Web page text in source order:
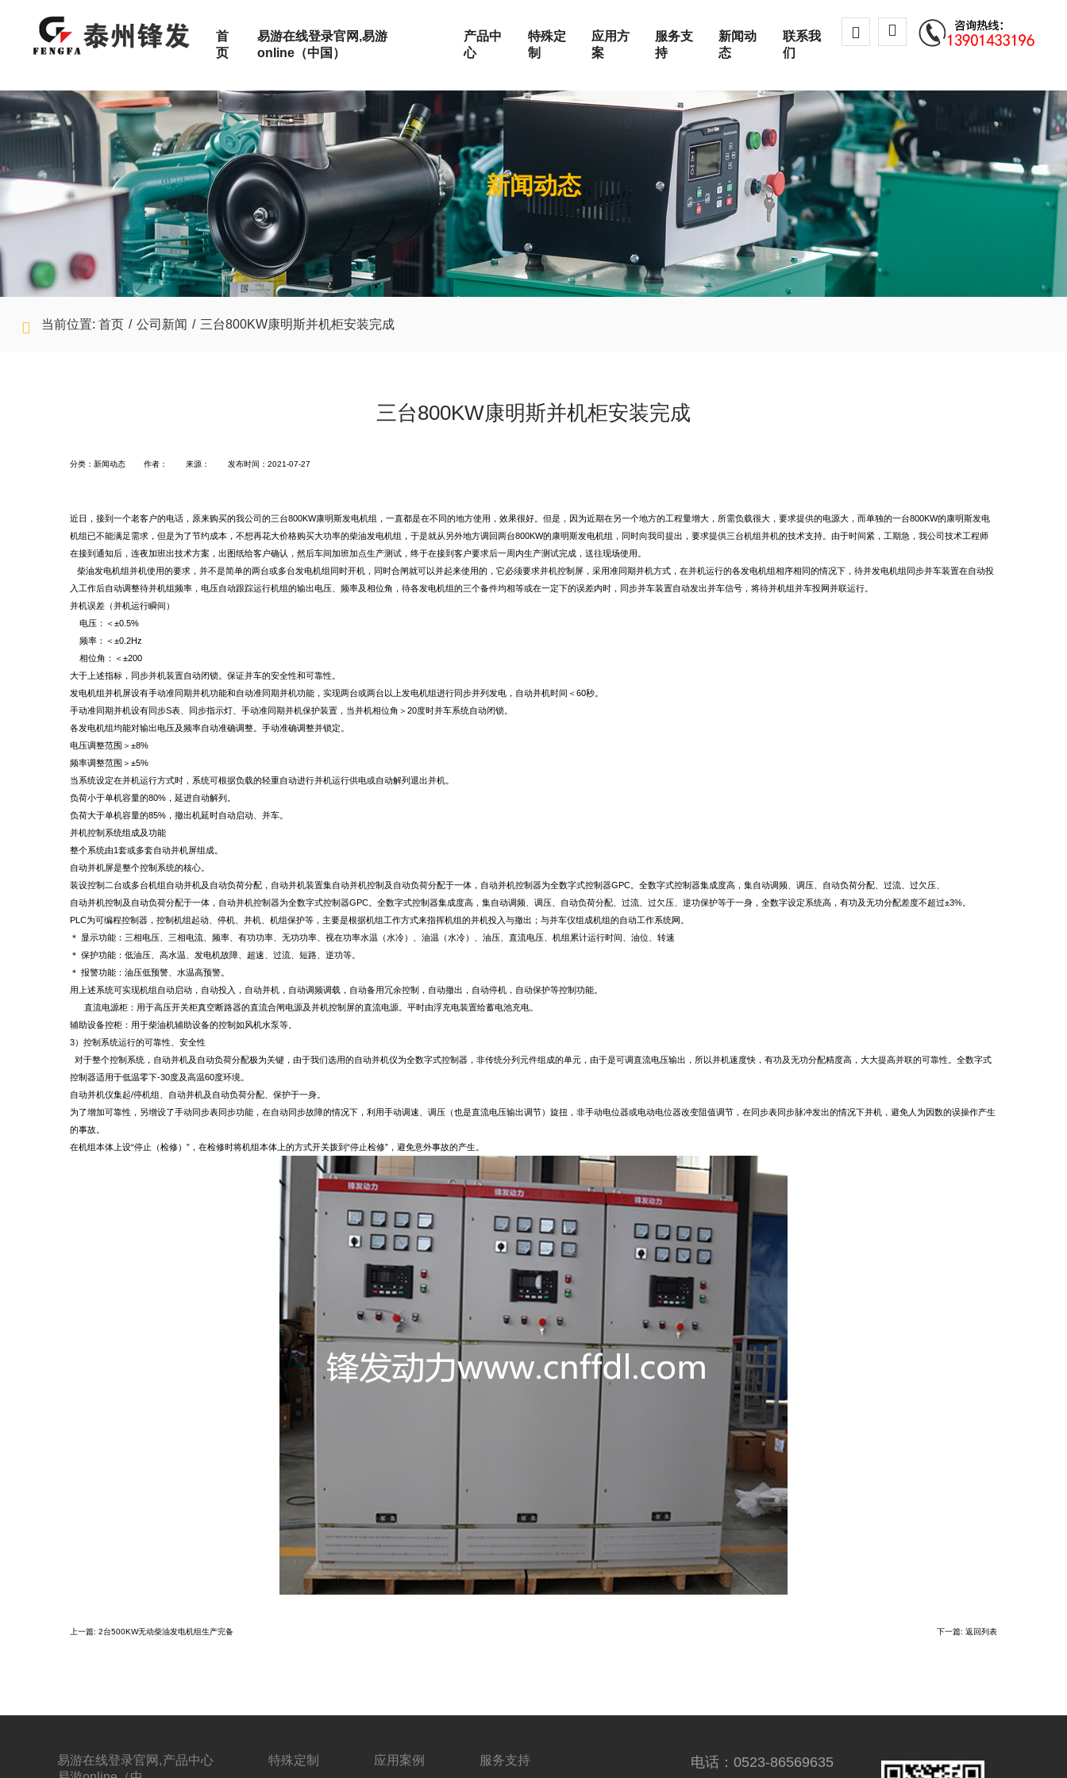
首
页
易游在线登录官网,易游
online（中国）
关于锋发 荣誉证书
产品服务范围 企业文化
加入锋发 成为合作伙伴
产品中
心
按发动机品牌
上柴系列
玉柴系列
潍柴系列
康明斯系列
帕金斯系列
道依茨系列
沃尔沃系列
按功率范围
10-50KW
50-100KW
100-300KW
500-800KW
800-1200KW
1200-1500KW
2000-2400KW
特殊定制
高压机组
静音机组
移动式电站
集装箱式发电机组
特殊定
制
高压机组 静音机组
移动式电站 集装箱式发电机组
应用方
案
数据中心 电站
矿山 油田
医院 房地产
服务支
持
配件 定制化服务
售后服务 维修保养
新闻动
态
联系我
们
新闻动态
当前位置: 首页 / 公司新闻 / 三台800KW康明斯并机柜安装完成
三台800KW康明斯并机柜安装完成
分类：新闻动态 作者： 来源： 发布时间：2021-07-27
近日，接到一个老客户的电话，原来购买的我公司的三台800KW康明斯发电机组 ，一直都是在不同的地方使用，效果很好。但是，因为近期在另一个地方的工程量增大，所需负载很大，要求提供的电源大，而单独的一台800KW的康明斯发电
机组已不能满足需求，但是为了节约成本，不想再花大价格购买大功率的柴油发电机组，于是就从另外地方调回两台800KW的康明斯发电机组，同时向我司提出，要求提供三台机组并机的技术支持。由于时间紧，工期急，我公司技术工程师
在接到通知后，连夜加班出技术方案，出图纸给客户确认，然后车间加班加点生产测试，终于在接到客户要求后一周内生产测试完成，送往现场使用。
柴油发电机组并机使用的要求，并不是简单的两台或多台发电机组同时开机，同时合闸就可以并起来使用的，它必须要求并机控制屏，采用准同期并机方式，在并机运行的各发电机组相序相同的情况下，待并发电机组同步并车装置在自动投
入工作后自动调整待并机组频率，电压自动跟踪运行机组的输出电压、频率及相位角，待各发电机组的三个备件均相等或在一定下的误差内时，同步并车装置自动发出并车信号，将待并机组并车投网并联运行。
并机误差（并机运行瞬间）
电压：＜±0.5%
频率：＜±0.2Hz
相位角：＜±200
大于上述指标，同步并机装置自动闭锁。保证并车的安全性和可靠性。
发电机组并机屏设有手动准同期并机功能和自动准同期并机功能，实现两台或两台以上发电机组进行同步并列发电，自动并机时间＜60秒。
手动准同期并机设有同步S表、同步指示灯、手动准同期并机保护装置，当并机相位角＞20度时并车系统自动闭锁。
各发电机组均能对输出电压及频率自动准确调整。手动准确调整并锁定。
电压调整范围＞±8%
频率调整范围＞±5%
当系统设定在并机运行方式时，系统可根据负载的轻重自动进行并机运行供电或自动解列退出并机。
负荷小于单机容量的80%，延进自动解列。
负荷大于单机容量的85%，撤出机延时自动启动、并车。
并机控制系统组成及功能
整个系统由1套或多套自动并机屏组成。
自动并机屏是整个控制系统的核心。
装设控制二台或多台机组自动并机及自动负荷分配，自动并机装置集自动并机控制及自动负荷分配于一体，自动并机控制器为全数字式控制器GPC。全数字式控制器集成度高，集自动调频、调压、自动负荷分配、过流、过欠压、
自动并机控制及自动负荷分配于一体，自动并机控制器为全数字式控制器GPC。全数字式控制器集成度高，集自动调频、调压、自动负荷分配、过流、过欠压、逆功保护等于一身，全数字设定系统高，有功及无功分配差度不超过±3%。
PLC为可编程控制器，控制机组起动、停机、并机、机组保护等，主要是根据机组工作方式来指挥机组的并机投入与撤出；与并车仪组成机组的自动工作系统网。
＊ 显示功能：三相电压、三相电流、频率、有功功率、无功功率、视在功率水温（水冷）、油温（水冷）、油压、直流电压、机组累计运行时间、油位、转速
＊ 保护功能：低油压、高水温、发电机故障、超速、过流、短路、逆功等。
＊ 报警功能：油压低预警、水温高预警。
用上述系统可实现机组自动启动，自动投入，自动并机，自动调频调载，自动备用冗余控制，自动撤出，自动停机，自动保护等控制功能。
直流电源柜：用于高压开关柜真空断路器的直流合闸电源及并机控制屏的直流电源。平时由浮充电装置给蓄电池充电。
辅助设备控柜：用于柴油机辅助设备的控制如风机水泵等。
3）控制系统运行的可靠性、安全性
对于整个控制系统，自动并机及自动负荷分配极为关键，由于我们选用的自动并机仪为全数字式控制器，非传统分列元件组成的单元，由于是可调直流电压输出，所以并机速度快，有功及无功分配精度高，大大提高并联的可靠性。全数字式
控制器适用于低温零下-30度及高温60度环境。
自动并机仪集起/停机组、自动并机及自动负荷分配、保护于一身。
为了增加可靠性，另增设了手动同步表同步功能，在自动同步故障的情况下，利用手动调速、调压（也是直流电压输出调节）旋扭，非手动电位器或电动电位器改变阻值调节，在同步表同步脉冲发出的情况下并机，避免人为因数的误操作产生
的事故。
在机组本体上设“停止（检修）”，在检修时将机组本体上的方式开关拨到“停止检修”，避免意外事故的产生。
上一篇: 2台500KW无动柴油发电机组生产完备 下一篇: 返回列表
易游在线登录官网,产品中心 特殊定制 应用案例 服务支持 电话：0523-86569635